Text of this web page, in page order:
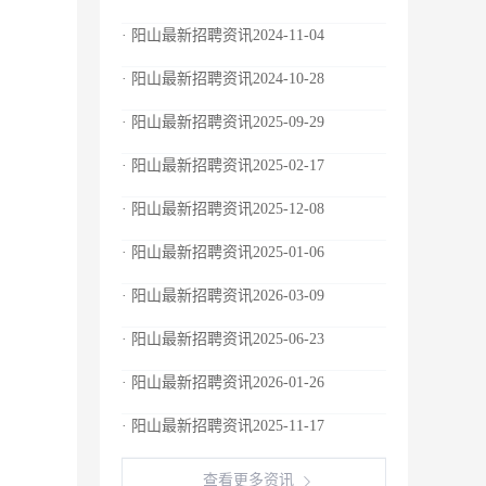
· 阳山最新招聘资讯2024-11-04
· 阳山最新招聘资讯2024-10-28
· 阳山最新招聘资讯2025-09-29
· 阳山最新招聘资讯2025-02-17
· 阳山最新招聘资讯2025-12-08
· 阳山最新招聘资讯2025-01-06
· 阳山最新招聘资讯2026-03-09
· 阳山最新招聘资讯2025-06-23
· 阳山最新招聘资讯2026-01-26
· 阳山最新招聘资讯2025-11-17
查看更多资讯